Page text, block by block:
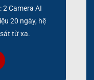
2 Camera AI
20 ngày, hệ
từ xa.